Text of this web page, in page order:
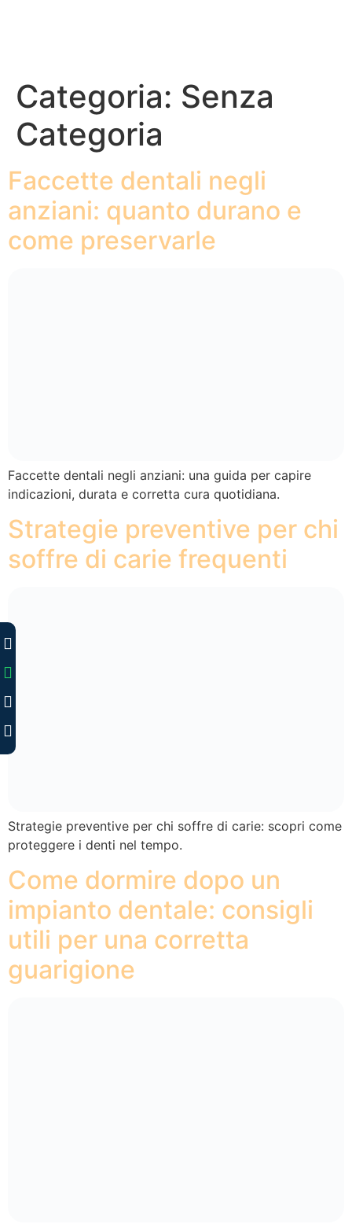
Categoria: Senza
Categoria
Faccette dentali negli
anziani: quanto durano e
come preservarle
Faccette dentali negli anziani: una guida per capire
indicazioni, durata e corretta cura quotidiana.
Strategie preventive per chi
soffre di carie frequenti
Strategie preventive per chi soffre di carie: scopri come
proteggere i denti nel tempo.
Come dormire dopo un
impianto dentale: consigli
utili per una corretta
guarigione